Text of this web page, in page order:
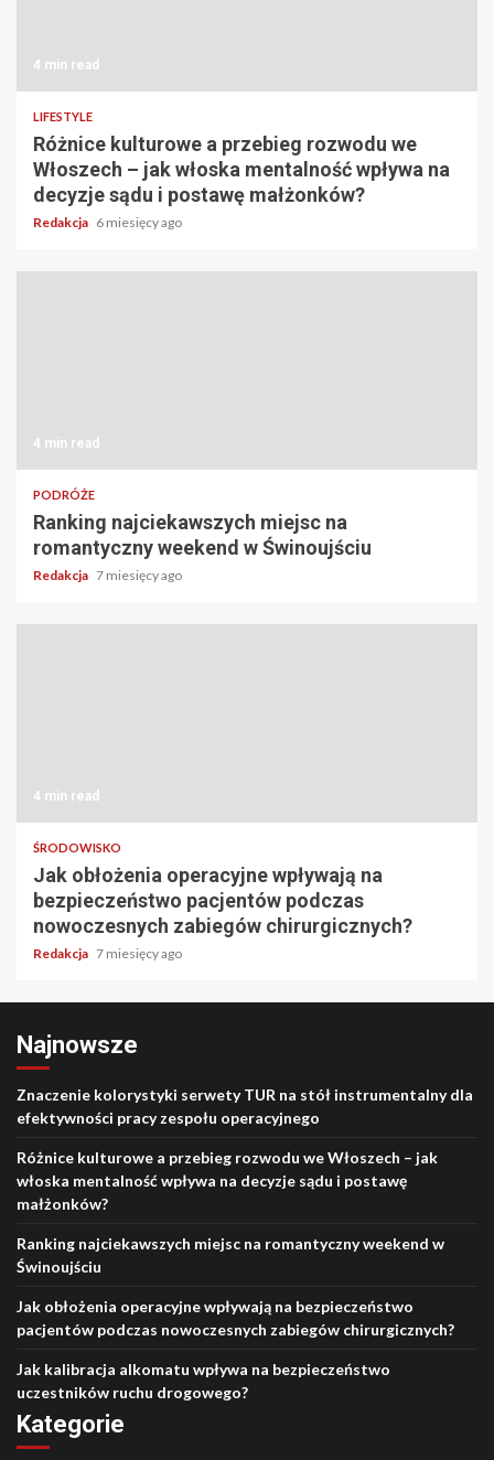
4 min read
LIFESTYLE
Różnice kulturowe a przebieg rozwodu we
Włoszech – jak włoska mentalność wpływa na
decyzje sądu i postawę małżonków?
Redakcja 6 miesięcy ago
4 min read
PODRÓŻE
Ranking najciekawszych miejsc na
romantyczny weekend w Świnoujściu
Redakcja 7 miesięcy ago
4 min read
ŚRODOWISKO
Jak obłożenia operacyjne wpływają na
bezpieczeństwo pacjentów podczas
nowoczesnych zabiegów chirurgicznych?
Redakcja 7 miesięcy ago
Najnowsze
Znaczenie kolorystyki serwety TUR na stół instrumentalny dla
efektywności pracy zespołu operacyjnego
Różnice kulturowe a przebieg rozwodu we Włoszech – jak
włoska mentalność wpływa na decyzje sądu i postawę
małżonków?
Ranking najciekawszych miejsc na romantyczny weekend w
Świnoujściu
Jak obłożenia operacyjne wpływają na bezpieczeństwo
pacjentów podczas nowoczesnych zabiegów chirurgicznych?
Jak kalibracja alkomatu wpływa na bezpieczeństwo
uczestników ruchu drogowego?
Kategorie